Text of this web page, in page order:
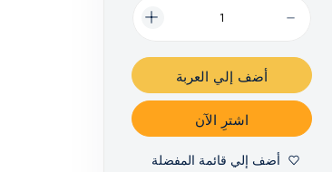
أضف إلي العربة
اشترِ الآن
أضف إلي قائمة المفضلة